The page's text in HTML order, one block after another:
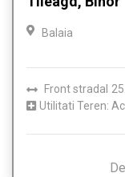
Balaia
Front stradal
Utilitati Teren: